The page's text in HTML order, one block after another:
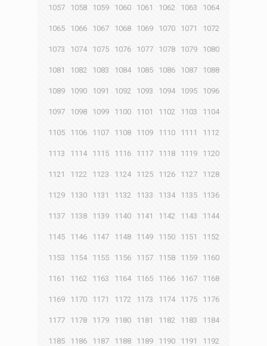
1057 1058 1059 1060 1061 1062 1063 1064
1065 1066 1067 1068 1069 1070 1071 1072
1073 1074 1075 1076 1077 1078 1079 1080
1081 1082 1083 1084 1085 1086 1087 1088
1089 1090 1091 1092 1093 1094 1095 1096
1097 1098 1099 1100 1101 1102 1103 1104
1105 1106 1107 1108 1109 1110 1111 1112
1113 1114 1115 1116 1117 1118 1119 1120
1121 1122 1123 1124 1125 1126 1127 1128
1129 1130 1131 1132 1133 1134 1135 1136
1137 1138 1139 1140 1141 1142 1143 1144
1145 1146 1147 1148 1149 1150 1151 1152
1153 1154 1155 1156 1157 1158 1159 1160
1161 1162 1163 1164 1165 1166 1167 1168
1169 1170 1171 1172 1173 1174 1175 1176
1177 1178 1179 1180 1181 1182 1183 1184
1185 1186 1187 1188 1189 1190 1191 1192